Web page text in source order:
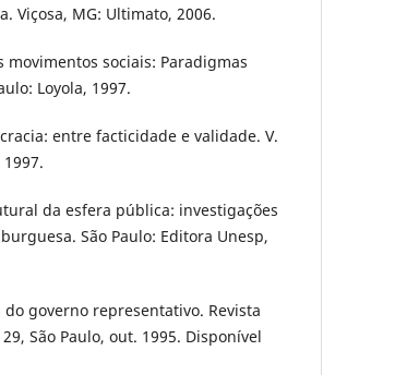
Viçosa, MG: Ultimato, 2006.
movimentos sociais: Paradigmas
Loyola, 1997.
entre facticidade e validade. V.
da esfera pública: investigações
São Paulo: Editora Unesp,
governo representativo. Revista
São Paulo, out. 1995. Disponível